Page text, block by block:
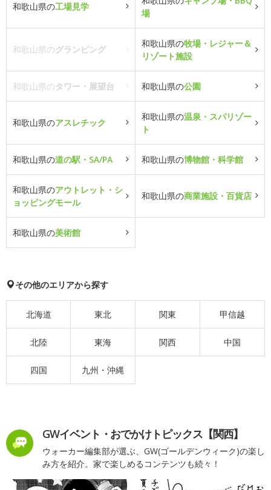
和歌山県の工場見学
場
和歌山県のグランピング
和歌山県の牧場・レジャー＆
リゾート施設
和歌山県のタワー・展望台 和歌山県の公園
和歌山県のアスレチック
和歌山県の温泉・スパリゾー
ト
和歌山県の道の駅・SA/PA 和歌山県の博物館・科学館
和歌山県のアウトレット・シ
ョッピングモール
和歌山県の商業施設・百貨店
和歌山県の美術館
その他のエリアから探す
北海道 東北 関東 甲信越
北陸 東海 関西 中国
四国 九州・沖縄
GWイベント・おでかけトピックス【関西】
ウォーカー編集部が選ぶ、GW(ゴールデンウィーク)の楽し
み方を紹介。家で楽しめるコンテンツも続々！